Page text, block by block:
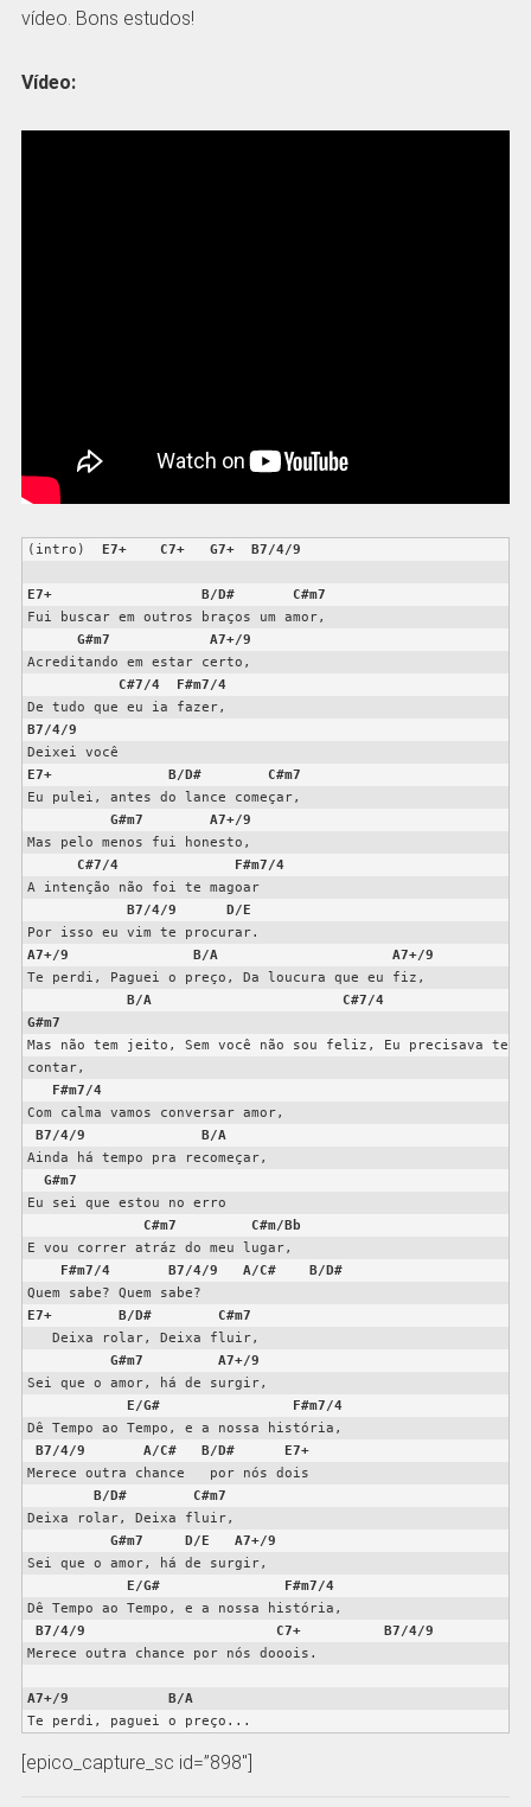
vídeo. Bons estudos!
Vídeo:
(intro) E7+ C7+ G7+ B7/4/9
E7+ B/D#
C#m7
Fui buscar em outros braços um amor,
G#m7
A7+/9
Acreditando em estar certo,
C#7/4
F#m7/4
B7/4/9
E7+
B/D#
C#m7
Eu pulei, antes do lance começar,
G#m7
A7+/9
Mas pelo menos fui honesto,
C#7/4
F#m7/4
A intenção não foi te magoar
B7/4/9
D/E
A7+/9
B/A
A7+/9
Te perdi, Paguei o preço, Da loucura que eu fiz,
B/A
C#7/4
G#m7
Mas não tem jeito, Sem você não sou feliz, Eu precisava te
contar,
F#m7/4
Com calma vamos conversar amor,
B7/4/9
B/A
Ainda há tempo pra recomeçar,
G#m7
Eu sei que estou no erro
C#m7
C#m/Bb
E vou correr atráz do meu lugar,
F#m7/4
B7/4/9 A/C#
B/D#
E7+
B/D#
C#m7
G#m7
A7+/9
Sei que o amor, há de surgir,
E/G#
F#m7/4
Dê Tempo ao Tempo, e a nossa história,
B7/4/9
A/C# B/D#
E7+
Merece outra chance   por nós dois
B/D#
C#m7
Deixa rolar, Deixa fluir,
G#m7
D/E
A7+/9
Sei que o amor, há de surgir,
E/G#
F#m7/4
Dê Tempo ao Tempo, e a nossa história,
B7/4/9
C7+
B7/4/9
Merece outra chance por nós dooois.
A7+/9
B/A
Te perdi, paguei o preço...
[epico_capture_sc id=”898″]